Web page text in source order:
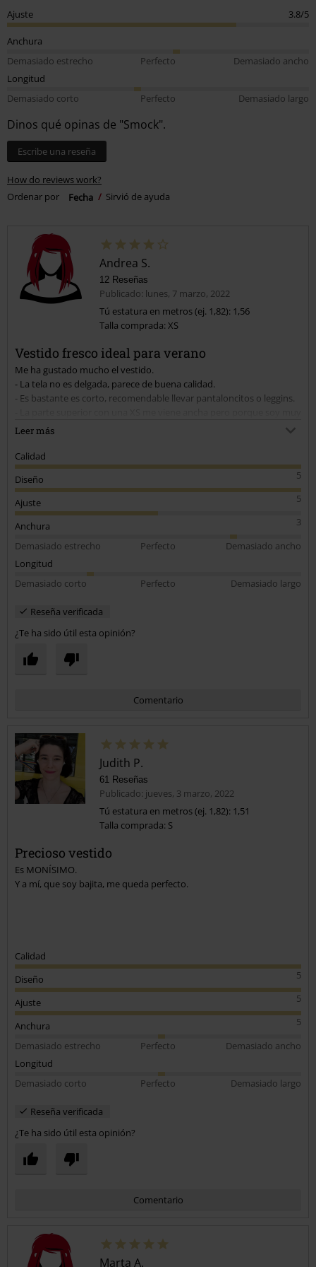
Ajuste 3.8/5
Anchura
Demasiado estrecho
Perfecto
Demasiado ancho
Longitud
Demasiado corto
Perfecto Demasiado largo
Dinos qué opinas de "Smock".
Escribe una reseña
How do reviews work?
Ordenar por
Fecha Sirvió de ayuda
Andrea S.
12 Reseñas
Publicado: lunes, 7 marzo, 2022
Tú estatura en metros (ej. 1,82): 1,56
Talla comprada: XS
Vestido fresco ideal para verano
Me ha gustado mucho el vestido.
- La tela no es delgada, parece de buena calidad.
- Es bastante es corto, recomendable llevar pantaloncitos o leggins.
delgada y con poca pechuga... seguramente lo arreglaré un poquito
Leer más
Calidad
5
Diseño
5
Ajuste
3
Anchura
Demasiado estrecho
Perfecto
Demasiado ancho
Longitud
Demasiado corto
Perfecto Demasiado largo
Reseña verificada
¿Te ha sido útil esta opinión?
Comentario
Enviar comentario
Judith P.
61 Reseñas
Publicado: jueves, 3 marzo, 2022
Tú estatura en metros (ej. 1,82): 1,51
Talla comprada: S
Precioso vestido
Es MONÍSIMO.
Y a mí, que soy bajita, me queda perfecto.
Calidad
5
Diseño
5
Ajuste
5
Anchura
Demasiado estrecho
Perfecto
Demasiado ancho
Longitud
Demasiado corto
Perfecto Demasiado largo
Reseña verificada
¿Te ha sido útil esta opinión?
Comentario
Marta A.